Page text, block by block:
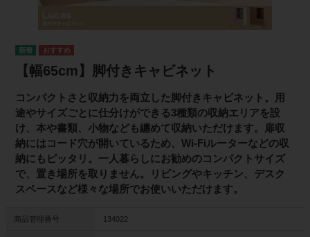
【幅65cm】脚付きキャビネット
コンパクトさと収納力を両立した脚付きキャビネット。用
途やサイズごとに仕分けができる3種類の収納エリアを設
け、本や書類、小物なども纏めて収納いただけます。扉収
納にはコード穴が開いているため、Wi-Fiルーターなどの収
納にもピッタリ。一人暮らしにお勧めのコンパクトサイズ
で、置き場所を取りません。リビングやキッチン、デスク
スペースなど様々な場所でお使いいただけます。
商品管理番号 134022